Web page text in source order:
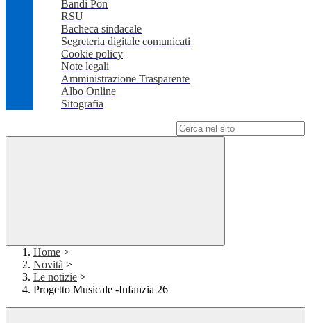
Bandi Pon
RSU
Bacheca sindacale
Segreteria digitale comunicati
Cookie policy
Note legali
Amministrazione Trasparente
Albo Online
Sitografia
Home >
Novità >
Le notizie >
Progetto Musicale -Infanzia 26